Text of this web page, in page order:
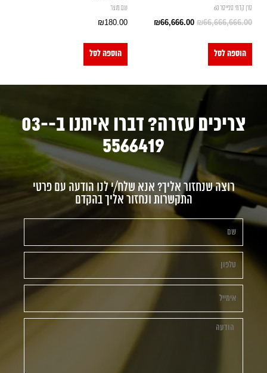
סרן קדמי ספייסר 60
₪66,666,666.00
₪66,666.00
הוספה לסל
שם מוצר
₪180.00
הוספה לסל
צריכים עזרה? דברו איתנו ב-03-
5566419
רוצה שנחזור אליך? אנא שלח/י לנו הודעה עם פרטי
התקשרות ונחזור אליך בהקדם